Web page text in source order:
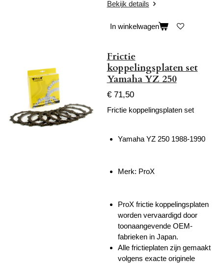
Bekijk details
In winkelwagen
Frictie
koppelingsplaten set
Yamaha YZ 250
€ 71,50
Frictie koppelingsplaten set
Yamaha YZ 250 1988-1990
Merk: ProX
ProX frictie koppelingsplaten
worden vervaardigd door
toonaangevende OEM-
fabrieken in Japan.
Alle frictieplaten zijn gemaakt
volgens exacte originele